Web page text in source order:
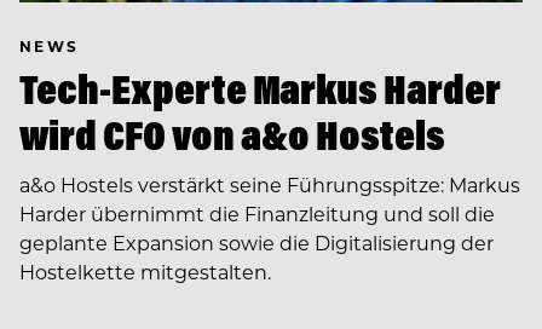
NEWS
Tech-Experte Markus Harder
wird CFO von a&o Hostels
a&o Hostels verstärkt seine Führungsspitze: Markus
Harder übernimmt die Finanzleitung und soll die
geplante Expansion sowie die Digitalisierung der
Hostelkette mitgestalten.